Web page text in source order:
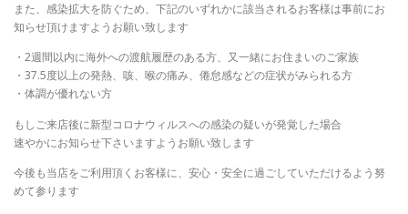
また、感染拡大を防ぐため、下記のいずれかに該当されるお客様は事前にお
知らせ頂けますようお願い致します
・2週間以内に海外への渡航履歴のある方、又一緒にお住まいのご家族
・37.5度以上の発熱、咳、喉の痛み、倦怠感などの症状がみられる方
・体調が優れない方
もしご来店後に新型コロナウィルスへの感染の疑いが発覚した場合
速やかにお知らせ下さいますようお願い致します
今後も当店をご利用頂くお客様に、安心・安全に過ごしていただけるよう努
めて参ります